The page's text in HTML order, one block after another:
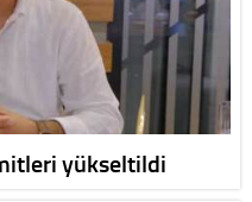
yükseltildi